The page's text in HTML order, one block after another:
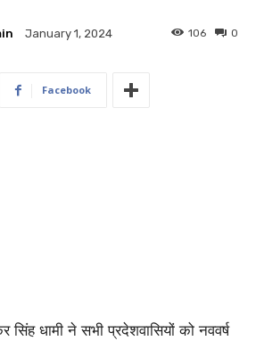
January 1, 2024 0
106
Facebook
सिंह धामी ने सभी प्रदेशवासियों को नववर्ष